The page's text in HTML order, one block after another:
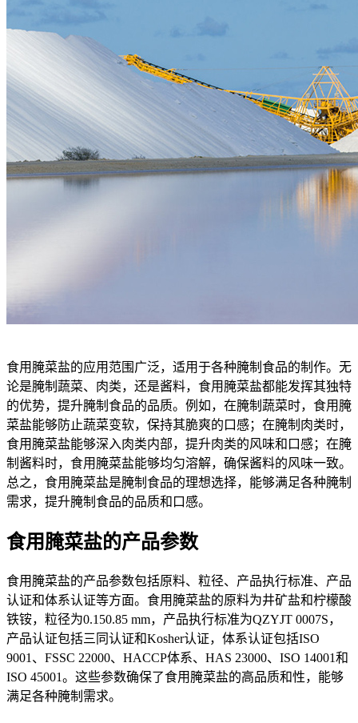
食用腌菜盐的应用范围广泛，适用于各种腌制食品的制作。无
论是腌制蔬菜、肉类，还是酱料，食用腌菜盐都能发挥其独特
的优势，提升腌制食品的品质。例如，在腌制蔬菜时，食用腌
菜盐能够防止蔬菜变软，保持其脆爽的口感；在腌制肉类时，
食用腌菜盐能够深入肉类内部，提升肉类的风味和口感；在腌
制酱料时，食用腌菜盐能够均匀溶解，确保酱料的风味一致。
总之，食用腌菜盐是腌制食品的理想选择，能够满足各种腌制
需求，提升腌制食品的品质和口感。
食用腌菜盐的产品参数
食用腌菜盐的产品参数包括原料、粒径、产品执行标准、产品
认证和体系认证等方面。食用腌菜盐的原料为井矿盐和柠檬酸
铁铵，粒径为0.150.85 mm，产品执行标准为QZYJT 0007S，
产品认证包括三同认证和Kosher认证，体系认证包括ISO
9001、FSSC 22000、HACCP体系、HAS 23000、ISO 14001和
ISO 45001。这些参数确保了食用腌菜盐的高品质和性，能够
满足各种腌制需求。